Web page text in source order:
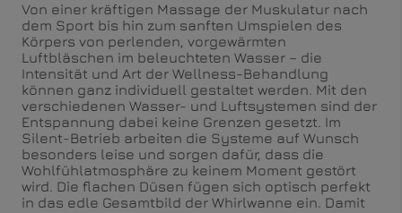
Von einer kräftigen Massage der Muskulatur nach
dem Sport bis hin zum sanften Umspielen des
Körpers von perlenden, vorgewärmten
Luftbläschen im beleuchteten Wasser – die
Intensität und Art der Wellness-Behandlung
können ganz individuell gestaltet werden. Mit den
verschiedenen Wasser- und Luftsystemen sind der
Entspannung dabei keine Grenzen gesetzt. Im
Silent-Betrieb arbeiten die Systeme auf Wunsch
besonders leise und sorgen dafür, dass die
Wohlfühlatmosphäre zu keinem Moment gestört
wird. Die flachen Düsen fügen sich optisch perfekt
in das edle Gesamtbild der Whirlwanne ein. Damit